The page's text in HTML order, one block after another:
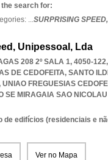
the search for:
...SURPRISING SPEED,
Unipessoal, Lda
208 2º SALA 1, 4050-
DE CEDOFEITA, SANTO
UNIAO FREGUESIAS
SE MIRAGAIA SAO
de edifícios (residenciais e
Ver no Mapa